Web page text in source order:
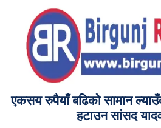
एकसय रुपैयाँ बढिको सामान
हटाउन सांसद